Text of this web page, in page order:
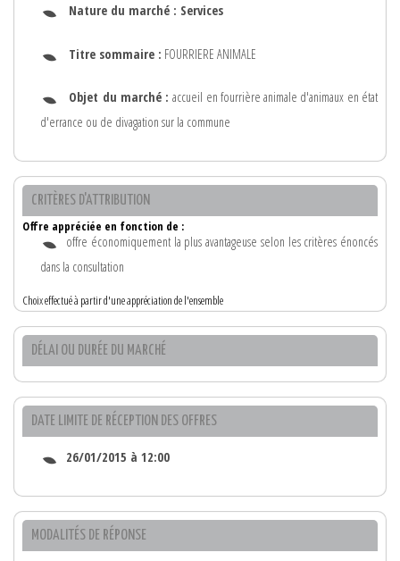
Nature du marché : Services
Titre sommaire : FOURRIERE ANIMALE
Objet du marché :accueil en fourrière animale d'animaux en état
d'errance ou de divagation sur la commune
CRITÈRES D'ATTRIBUTION
Offre appréciée en fonction de :
offre économiquement la plus avantageuse selon les critères énoncés
dans la consultation
Choix effectué à partir d'une appréciation de l'ensemble
DÉLAI OU DURÉE DU MARCHÉ
DATE LIMITE DE RÉCEPTION DES OFFRES
26/01/2015 à 12:00
MODALITÉS DE RÉPONSE